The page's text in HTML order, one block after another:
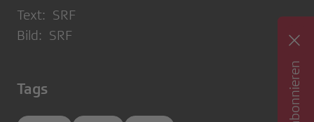
Text: SRF
Bild: SRF
Tags